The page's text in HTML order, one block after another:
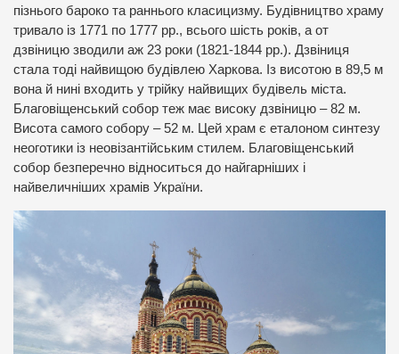
пізнього бароко та раннього класицизму. Будівництво храму
тривало із 1771 по 1777 рр., всього шість років, а от
дзвіницю зводили аж 23 роки (1821-1844 рр.). Дзвіниця
стала тоді найвищою будівлею Харкова. Із висотою в 89,5 м
вона й нині входить у трійку найвищих будівель міста.
Благовіщенський собор теж має високу дзвіницю – 82 м.
Висота самого собору – 52 м. Цей храм є еталоном синтезу
неоготики із неовізантійським стилем. Благовіщенський
собор безперечно відноситься до найгарніших і
найвеличніших храмів України.